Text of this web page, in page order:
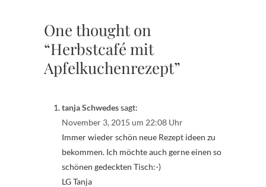
One thought on
“Herbstcafé mit
Apfelkuchenrezept”
tanja Schwedessagt:
November 3, 2015 um 22:08 Uhr
Immer wieder schön neue Rezept ideen zu
bekommen. Ich möchte auch gerne einen so
schönen gedeckten Tisch:-)
LG Tanja